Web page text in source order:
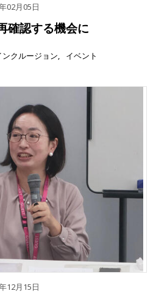
02月05日
確認する機会に
クルージョン イベント
12月15日